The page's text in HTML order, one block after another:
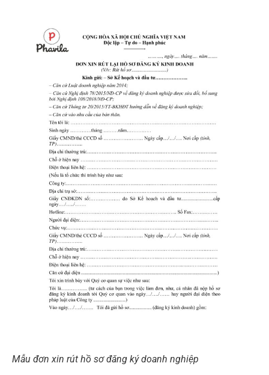
Mẫu đơn xin rút hồ sơ đăng ký doanh nghiệp